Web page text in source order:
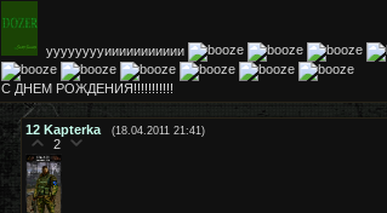
ууууууууиииииииииии
С ДНЕМ РОЖДЕНИЯ!!!!!!!!!!!
12 Kapterka (18.04.2011 21:41)
2